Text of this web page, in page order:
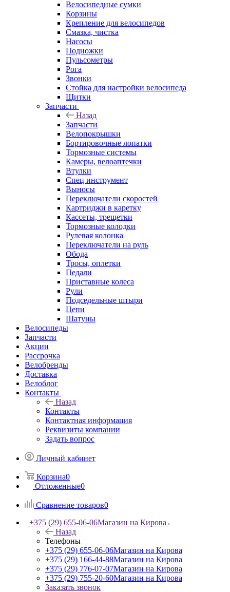
Велосипедные сумки
Корзины
Крепление для велосипедов
Смазка, чистка
Насосы
Подножки
Пульсометры
Рога
Звонки
Стойка для настройки велосипеда
Щитки
Запчасти
Назад
Запчасти
Велопокрышки
Бортировочные лопатки
Тормозные системы
Камеры, велоаптечки
Втулки
Спец инструмент
Выносы
Переключатели скоростей
Картриджи в каретку
Кассеты, трещетки
Тормозные колодки
Рулевая колонка
Переключатели на руль
Обода
Тросы, оплетки
Педали
Приставные колеса
Рули
Подседельные штыри
Цепи
Шатуны
Велосипеды
Запчасти
Акции
Рассрочка
Велобренды
Доставка
Велоблог
Контакты
Назад
Контакты
Контактная информация
Реквизиты компании
Задать вопрос
Личный кабинет
Корзина0
Отложенные0
Сравнение товаров0
+375 (29) 655-06-06Магазин на Кирова
Назад
Телефоны
+375 (29) 655-06-06Магазин на Кирова
+375 (29) 166-44-88Магазин на Кирова
+375 (29) 776-07-07Магазин на Кирова
+375 (29) 755-20-60Магазин на Кирова
Заказать звонок